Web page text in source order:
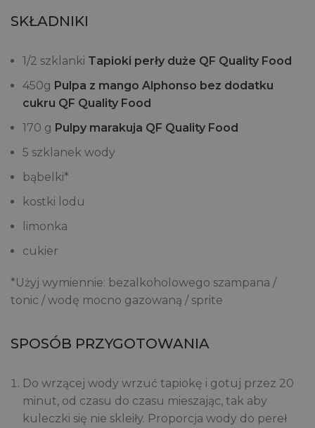
SKŁADNIKI
1/2 szklanki Tapioki perły duże QF Quality Food
450g Pulpa z mango Alphonso bez dodatku
cukru QF Quality Food
170 g Pulpy marakuja QF Quality Food
5 szklanek wody
bąbelki*
kostki lodu
limonka
cukier
*Użyj wymiennie: bezalkoholowego szampana /
tonic / wodę mocno gazowaną / sprite
SPOSÓB PRZYGOTOWANIA
Do wrzącej wody wrzuć tapiokę i gotuj przez 20
minut, od czasu do czasu mieszając, tak aby
kuleczki się nie skleiły. Proporcja wody do pereł